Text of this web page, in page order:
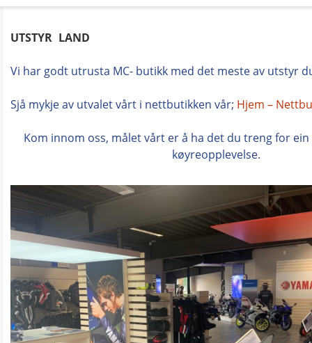
UTSTYR LAND
Vi har godt utrusta MC- butikk med det meste av utstyr
Sjå mykje av utvalet vårt i nettbutikken vår; Hjem –
Kom innom oss, målet vårt er å ha det du treng for
køyreopplevelse.